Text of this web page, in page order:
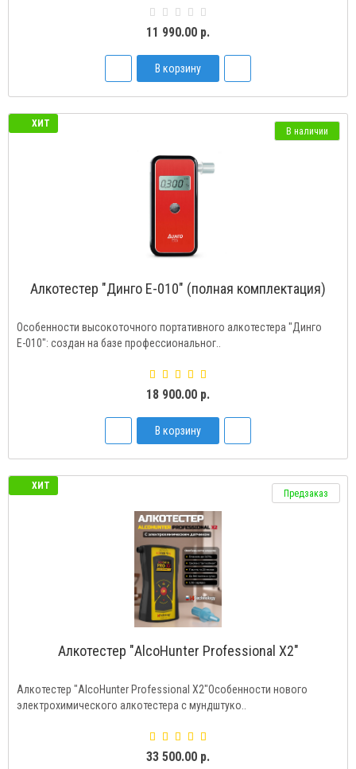
11 990.00 р.
В корзину
ХИТ
В наличии
Алкотестер "Динго Е-010" (полная комплектация)
Особенности высокоточного портативного алкотестера "Динго
Е-010": создан на базе профессиональног..
18 900.00 р.
В корзину
ХИТ
Предзаказ
Алкотестер "AlcoHunter Professional X2"
Алкотестер "AlcoHunter Professional X2"Особенности нового
электрохимического алкотестера с мундштуко..
33 500.00 р.